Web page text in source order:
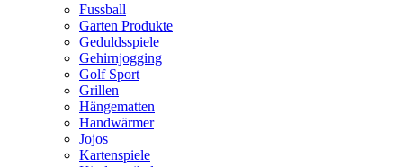
Fussball
Garten Produkte
Geduldsspiele
Gehirnjogging
Golf Sport
Grillen
Hängematten
Handwärmer
Jojos
Kartenspiele